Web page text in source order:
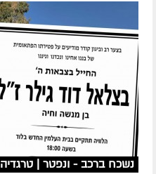
נשכח ברכב - ונפטר | טרגדיה